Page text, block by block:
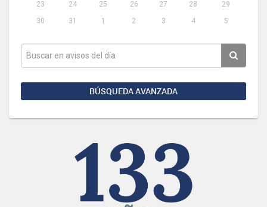
23
24 25 26 27 28
29
30
31 1 2 3 4 5
BÚSQUEDA AVANZADA